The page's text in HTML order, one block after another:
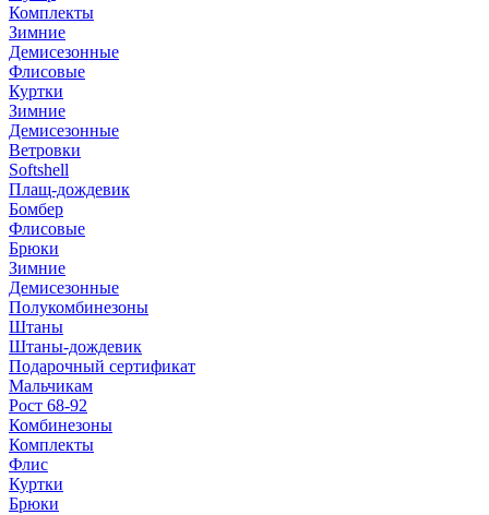
Комплекты
Зимние
Демисезонные
Флисовые
Куртки
Зимние
Демисезонные
Ветровки
Softshell
Плащ-дождевик
Бомбер
Флисовые
Брюки
Зимние
Демисезонные
Полукомбинезоны
Штаны
Штаны-дождевик
Подарочный сертификат
Мальчикам
Рост 68-92
Комбинезоны
Комплекты
Флис
Куртки
Брюки